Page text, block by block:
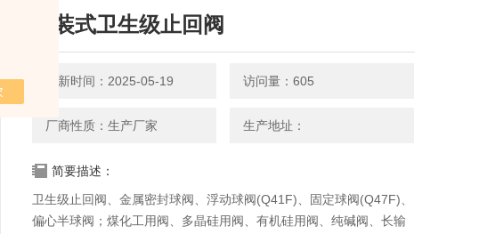
快装式卫生级止回阀
更新时间：2025-05-19 访问量：605
厂商性质：生产厂家 生产地址：
简要描述：
卫生级止回阀、金属密封球阀、浮动球阀(Q41F)、固定球阀(Q47F)、
偏心半球阀；煤化工用阀、多晶硅用阀、有机硅用阀、纯碱阀、长输